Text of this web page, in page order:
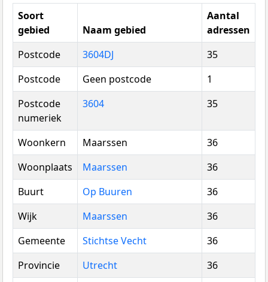
Soort
gebied
Naam gebied
Aantal
adressen
Postcode
3604DJ
35
Postcode
Geen postcode
1
Postcode
numeriek
3604 35
Woonkern Maarssen
36
Woonplaats
Maarssen
36
Buurt
Op Buuren
36
Wijk
Maarssen
36
Gemeente
Stichtse Vecht
36
Provincie
Utrecht
36